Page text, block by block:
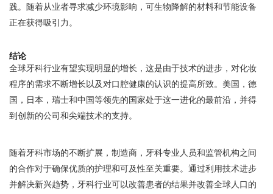
践。随着从业者寻求减少环境影响，可生物降解的材料和节能设备
正在获得吸引力。
结论
全球牙科行业有望实现明显的增长，这是由于技术的进步，对化妆
程序的需求不断增长以及对口腔健康的认识的提高所致。美国，德
国，日本，瑞士和中国等领先的国家处于这一进化的最前沿，并得
到创新的公司和尖端技术的支持。
随着牙科市场的不断扩展，制造商，牙科专业人员和监管机构之间
的合作对于确保优质的护理和可及性至关重要。通过利用技术进步
并解决新兴趋势，牙科行业可以改善患者的结果并改善全球人口的